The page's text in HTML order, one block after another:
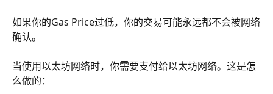
如果你的Gas Price过低，你的交易可能永远都不会被网络
确认。
当使用以太坊网络时，你需要支付给以太坊网络。这是怎
么做的：